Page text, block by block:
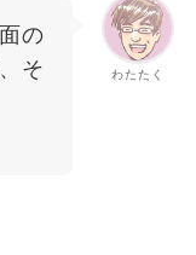
わたたく
の
そ